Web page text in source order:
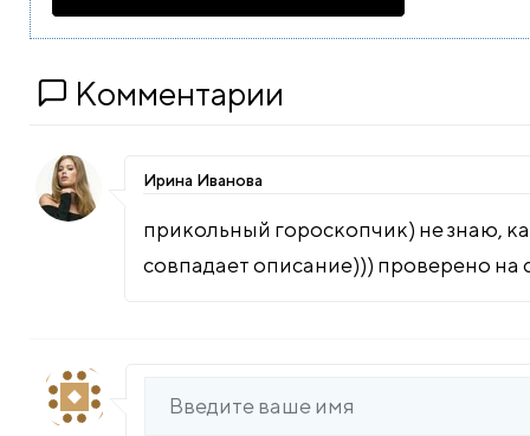
Комментарии
Ирина Иванова
прикольный гороскопчик) не знаю,
совпадает описание))) проверено на